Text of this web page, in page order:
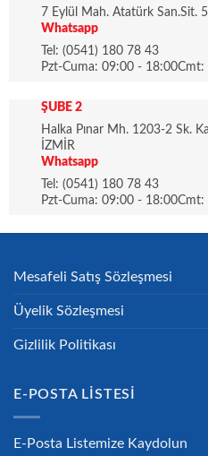
7 Eylül Mah. Atatürk San.Sit.
Whatsapp
Tel: (0541) 180 78 43
Pzt-Cuma: 09:00 -
ŞUBE 2
Halka Pınar Mh. 1203-2 Sk.
İZMİR
Whatsapp
Tel: (0541) 180 78 43
Pzt-Cuma: 09:00 -
Mesafeli Satış Sözleşmesi
Üyelik Sözleşmesi
Gizlilik Politikası
E-POSTA LISTESI
E-Posta Listemize Kaydolun